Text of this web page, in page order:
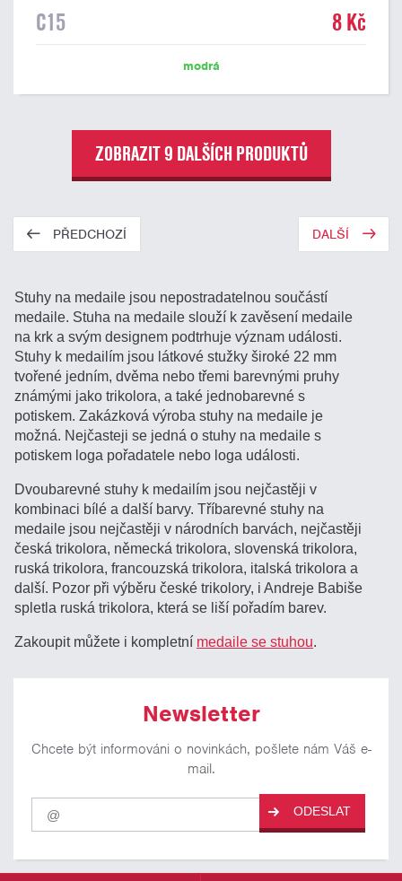
C15 8 Kč
modrá
ZOBRAZIT 9 DALŠÍCH PRODUKTŮ
PŘEDCHOZÍ DALŠÍ
Stuhy na medaile jsou nepostradatelnou součástí
medaile. Stuha na medaile slouží k zavěsení medaile
na krk a svým designem podtrhuje význam události.
Stuhy k medailím jsou látkové stužky široké 22 mm
tvořené jedním, dvěma nebo třemi barevnými pruhy
známými jako trikolora, a také jednobarevné s
potiskem. Zakázková výroba stuhy na medaile je
možná. Nejčasteji se jedná o stuhy na medaile s
potiskem loga pořadatele nebo loga události.
Dvoubarevné stuhy k medailím jsou nejčastěji v
kombinaci bílé a další barvy. Tříbarevné stuhy na
medaile jsou nejčastěji v národních barvách, nejčastěji
česká trikolora, německá trikolora, slovenská trikolora,
ruská trikolora, francouzská trikolora, italská trikolora a
další. Pozor při výběru české trikolory, i Andreje Babiše
spletla ruská trikolora, která se liší pořadím barev.
Zakoupit můžete i kompletní medaile se stuhou.
Newsletter
Chcete být informováni o novinkách, pošlete nám Váš e-
mail.
Pro
odběr
našich
ODESLAT